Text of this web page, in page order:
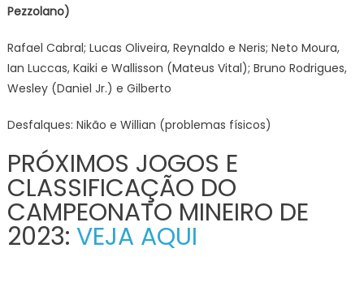
Pezzolano)
Rafael Cabral; Lucas Oliveira, Reynaldo e Neris; Neto Moura,
Ian Luccas, Kaiki e Wallisson (Mateus Vital); Bruno Rodrigues,
Wesley (Daniel Jr.) e Gilberto
Desfalques: Nikão e Willian (problemas físicos)
PRÓXIMOS JOGOS E
CLASSIFICAÇÃO DO
CAMPEONATO MINEIRO DE
2023: VEJA AQUI